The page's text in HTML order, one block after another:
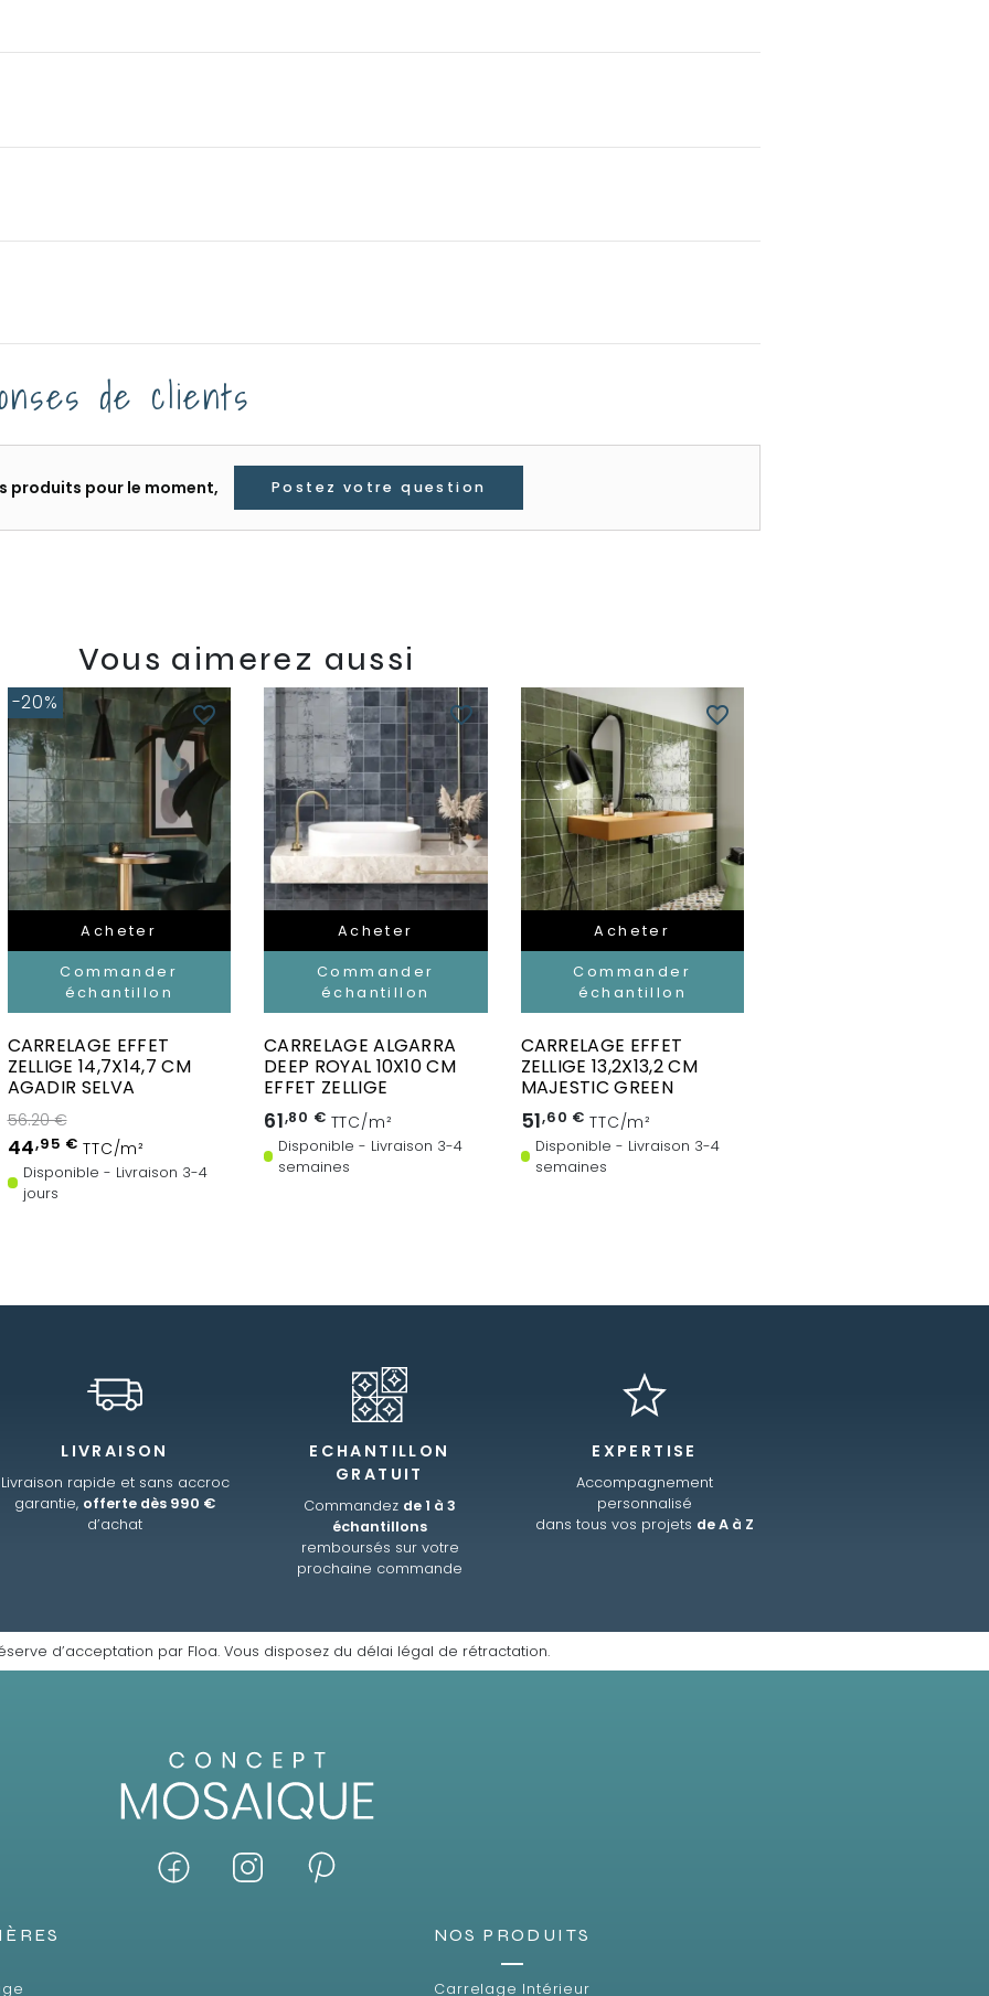
de clients
produits pour le moment, Postez votre question
Vous aimerez aussi
Acheter
Commander
échantillon
favorite_border
CARRELAGE EFFET
ZELLIGE 14,7X14,7 CM
AGADIR SELVA
56.20 €
44,95 € TTC/m²
Disponible - Livraison 3-4
jours
-20%
Acheter
Commander
échantillon
favorite_border
CARRELAGE ALGARRA
DEEP ROYAL 10X10 CM
EFFET ZELLIGE
61,80 € TTC/m²
Disponible - Livraison 3-4
semaines
Acheter
Commander
échantillon
favorite_border
CARRELAGE EFFET
ZELLIGE 13,2X13,2 CM
MAJESTIC GREEN
51,60 € TTC/m²
Disponible - Livraison 3-4
semaines
LIVRAISON
Livraison rapide et sans accroc
garantie, offerte dès 990 €
d’achat
ECHANTILLON
GRATUIT
Commandez de 1 à 3
échantillons
remboursés sur votre
prochaine commande
EXPERTISE
Accompagnement
personnalisé
dans tous vos projets de A à Z
d’acceptation par Floa. Vous disposez du délai légal de rétractation.
NOS PRODUITS
Carrelage Intérieur